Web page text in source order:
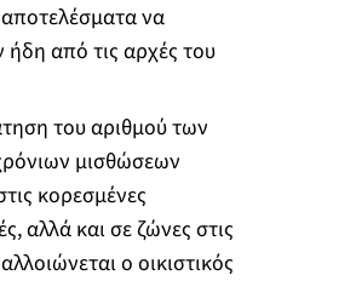
να
από τις αρχές του
του αριθμού των
μισθώσεων
κορεσμένες
αλλά και σε ζώνες στις
ο οικιστικός